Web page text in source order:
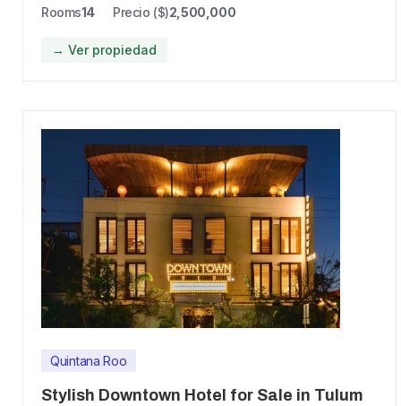
Rooms14 Precio ($)2,500,000
→ Ver propiedad
Quintana Roo
Stylish Downtown Hotel for Sale in Tulum